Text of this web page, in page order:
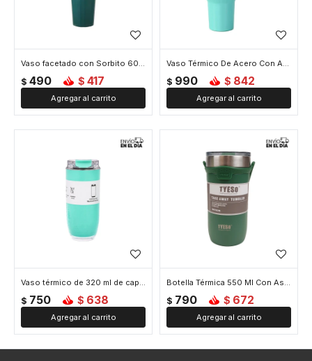
Vaso facetado con Sorbito 600ml - Verde
$ 490 $ 417
Vaso Térmico De Acero Con Asa 1200 ML - Verde
$ 990 $ 842
Vaso térmico de 320 ml de capacidad - Verde
$ 750 $ 638
Botella Térmica 550 Ml Con Asa De Silicona - Verde
$ 790 $ 672